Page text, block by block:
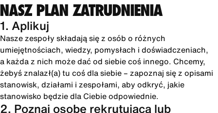
NASZ PLAN ZATRUDNIENIA
1. Aplikuj
Nasze zespoły składają się z osób o różnych
umiejętnościach, wiedzy, pomysłach i doświadczeniach,
a każda z nich może dać od siebie coś innego. Chcemy,
żebyś znalazł(a) tu coś dla siebie – zapoznaj się z opisami
stanowisk, działami i zespołami, aby odkryć, jakie
stanowisko będzie dla Ciebie odpowiednie.
2. Poznaj osobę rekrutującą lub